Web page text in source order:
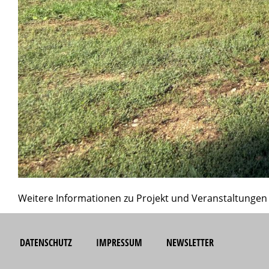
Weitere Informationen zu Projekt und Veranstaltungen
DATENSCHUTZ IMPRESSUM NEWSLETTER